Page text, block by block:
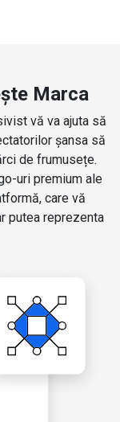
Marca
vă va ajuta să
șansa să
de frumusețe.
uri premium ale
care vă
putea reprezenta